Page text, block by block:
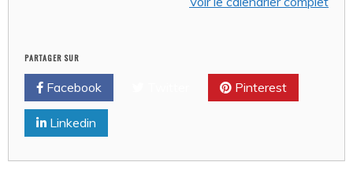
PARTAGER SUR
Facebook Pinterest
Linkedin